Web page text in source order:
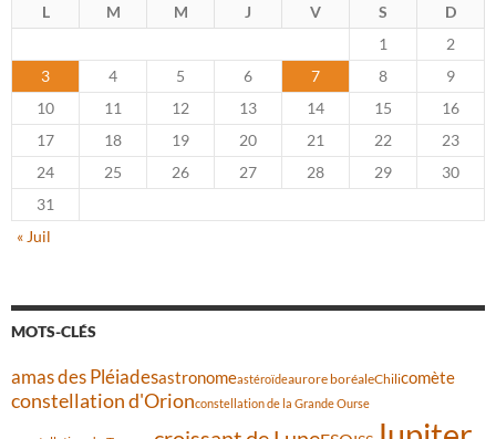
L M M J V S
D
1
2
3
4 5 6 7 8
9
10
11 12 13 14 15
16
17
18 19 20 21 22
23
24
25 26 27 28 29
30
31
« Juil
MOTS-CLÉS
amas des Pléiadesastronomeastéroïdeaurore boréaleChilicomète
constellation d'Orionconstellation de la Grande Ourse